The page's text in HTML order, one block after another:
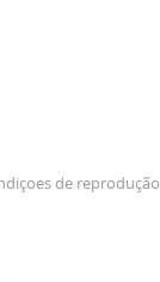
de reprodução